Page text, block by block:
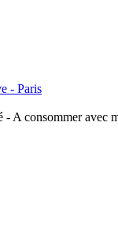
- Paris
- A consommer avec